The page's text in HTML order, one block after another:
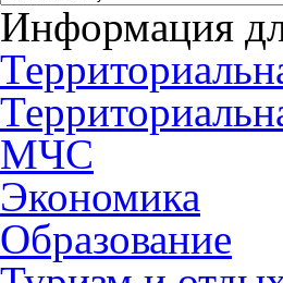
Информация
МЧС
Экономика
Образование